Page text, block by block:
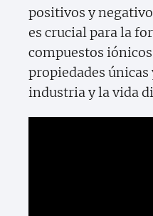
positivos y
es crucial para la
compuestos
propiedades
industria y la vida